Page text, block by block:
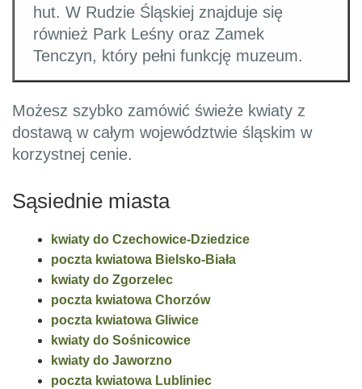
hut. W Rudzie Śląskiej znajduje się
również Park Leśny oraz Zamek
Tenczyn, który pełni funkcję muzeum.
Możesz szybko zamówić świeże kwiaty z
dostawą w całym województwie śląskim w
korzystnej cenie.
Sąsiednie miasta
kwiaty do Czechowice-Dziedzice
poczta kwiatowa Bielsko-Biała
kwiaty do Zgorzelec
poczta kwiatowa Chorzów
poczta kwiatowa Gliwice
kwiaty do Sośnicowice
kwiaty do Jaworzno
poczta kwiatowa Lubliniec